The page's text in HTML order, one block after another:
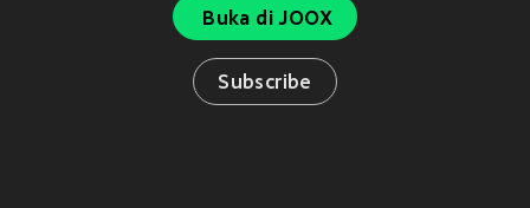
Buka di JOOX
Subscribe